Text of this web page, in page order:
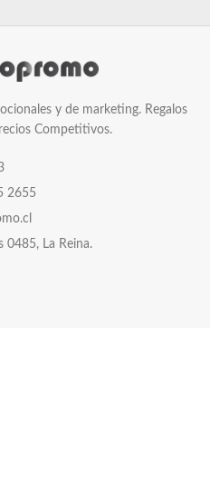
y de marketing. Regalos
Competitivos.
2655
0485, La Reina.